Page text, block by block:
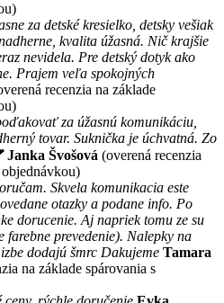
za detské kresielko, detsky vešiak
kvalita úžasná. Nič krajšie
nevidela. Pre detský dotyk ako
Prajem veľa spokojných
recenzia na základe
za úžasnú komunikáciu,
tovar. Suknička je úchvatná. Zo
Janka Švošová (overená recenzia
objednávkou)
Skvela komunikacia este
otazky a podane info. Po
dorucenie. Aj napriek tomu ze su
farebne prevedenie). Nalepky na
dodajú šmrc Dakujeme Tamara
na základe spárovania s